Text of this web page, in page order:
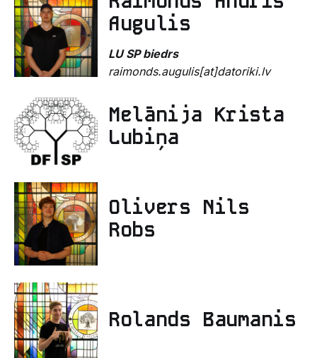
Augulis
LU SP biedrs
raimonds.augulis[at]datoriki.lv
Melānija Krista
Lubiņa
Olivers Nils
Robs
Rolands Baumanis